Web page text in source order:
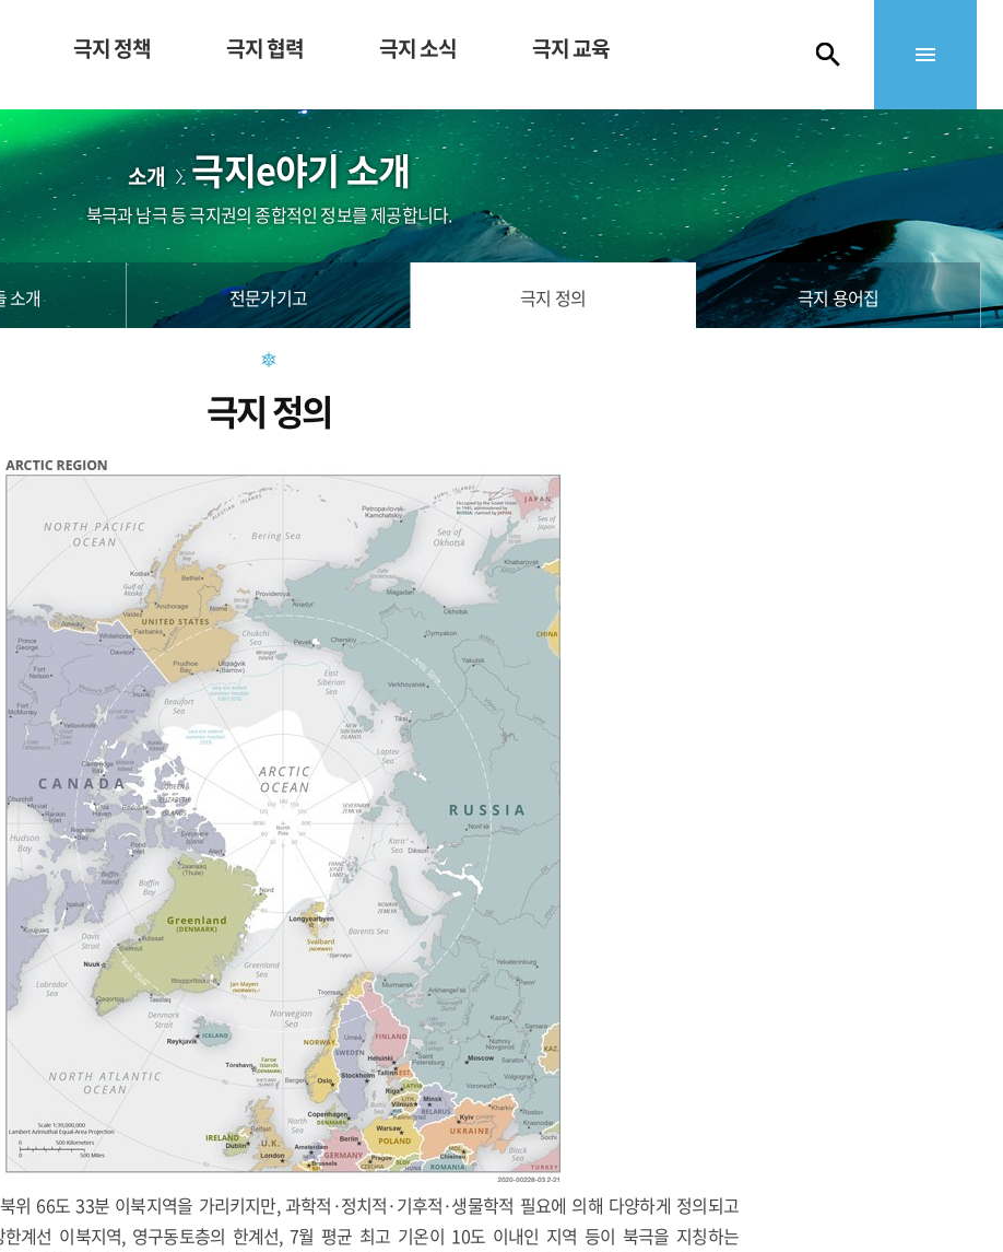
극지 정책 극지 협력 극지 소식 극지 교육
소개 극지e야기 소개
북극과 남극 등 극지권의 종합적인 정보를 제공합니다.
소개 전문가기고 극지 정의 극지 용어집
극지 정의
위 66도 33분 이북지역을 가리키지만, 과학적·정치적·기후적·생물학적 필요에 의해 다양하게 정의되고
계선 이북지역, 영구동토층의 한계선, 7월 평균 최고 기온이 10도 이내인 지역 등이 북극을 지칭하는